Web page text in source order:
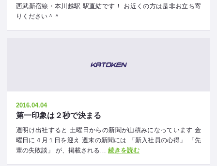
西武新宿線・本川越駅 駅直結です！ お近くの方は是非お立ち寄
りください＾＾
2016.04.04
第一印象は２秒で決まる
週明け出社すると 土曜日からの新聞が山積みになっています 金
曜日に４月１日を迎え 週末の新聞には 「新入社員の心得」 「先
輩の失敗談」 が、掲載される… 続きを読む